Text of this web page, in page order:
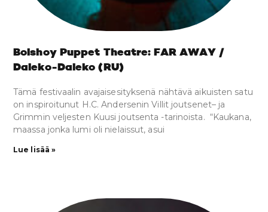
Bolshoy Puppet Theatre: FAR AWAY /
Daleko-Daleko (RU)
Tämä festivaalin avajaisesityksenä nähtävä aikuisten satu
on inspiroitunut H.C. Andersenin Villit joutsenet– ja
Grimmin veljesten Kuusi joutsenta -tarinoista. “Kaukana,
maassa jonka lumi oli nielaissut, asui
Lue lisää »